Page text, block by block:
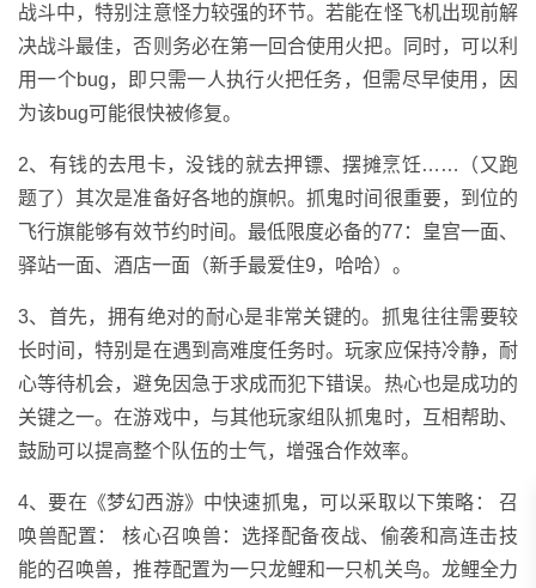
战斗中，特别注意怪力较强的环节。若能在怪飞机出现前解
决战斗最佳，否则务必在第一回合使用火把。同时，可以利
用一个bug，即只需一人执行火把任务，但需尽早使用，因
为该bug可能很快被修复。
2、有钱的去甩卡，没钱的就去押镖、摆摊烹饪……（又跑
题了）其次是准备好各地的旗帜。抓鬼时间很重要，到位的
飞行旗能够有效节约时间。最低限度必备的77：皇宫一面、
驿站一面、酒店一面（新手最爱住9，哈哈）。
3、首先，拥有绝对的耐心是非常关键的。抓鬼往往需要较
长时间，特别是在遇到高难度任务时。玩家应保持冷静，耐
心等待机会，避免因急于求成而犯下错误。热心也是成功的
关键之一。在游戏中，与其他玩家组队抓鬼时，互相帮助、
鼓励可以提高整个队伍的士气，增强合作效率。
4、要在《梦幻西游》中快速抓鬼，可以采取以下策略： 召
唤兽配置： 核心召唤兽：选择配备夜战、偷袭和高连击技
能的召唤兽，推荐配置为一只龙鲤和一只机关鸟。龙鲤全力